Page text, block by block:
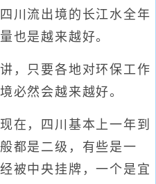
川流出境的长江水全年
也是越来越好。
只要各地对环保工作
必然会越来越好。
，四川基本上一年到
都是二级，有些是一
被中央挂牌，一个是宜